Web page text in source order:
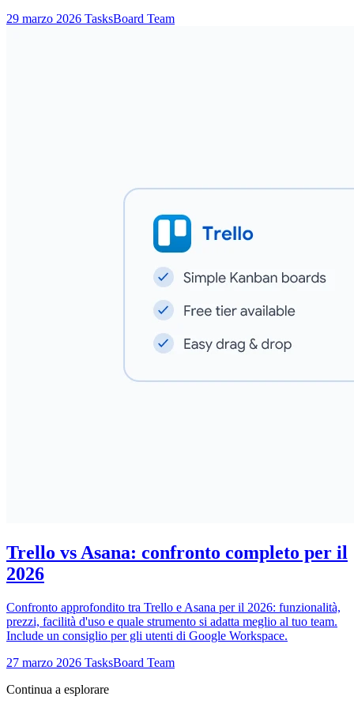
29 marzo 2026 TasksBoard Team
Trello vs Asana: confronto completo per il
2026
Confronto approfondito tra Trello e Asana per il 2026: funzionalità,
prezzi, facilità d'uso e quale strumento si adatta meglio al tuo team.
Include un consiglio per gli utenti di Google Workspace.
27 marzo 2026 TasksBoard Team
Continua a esplorare